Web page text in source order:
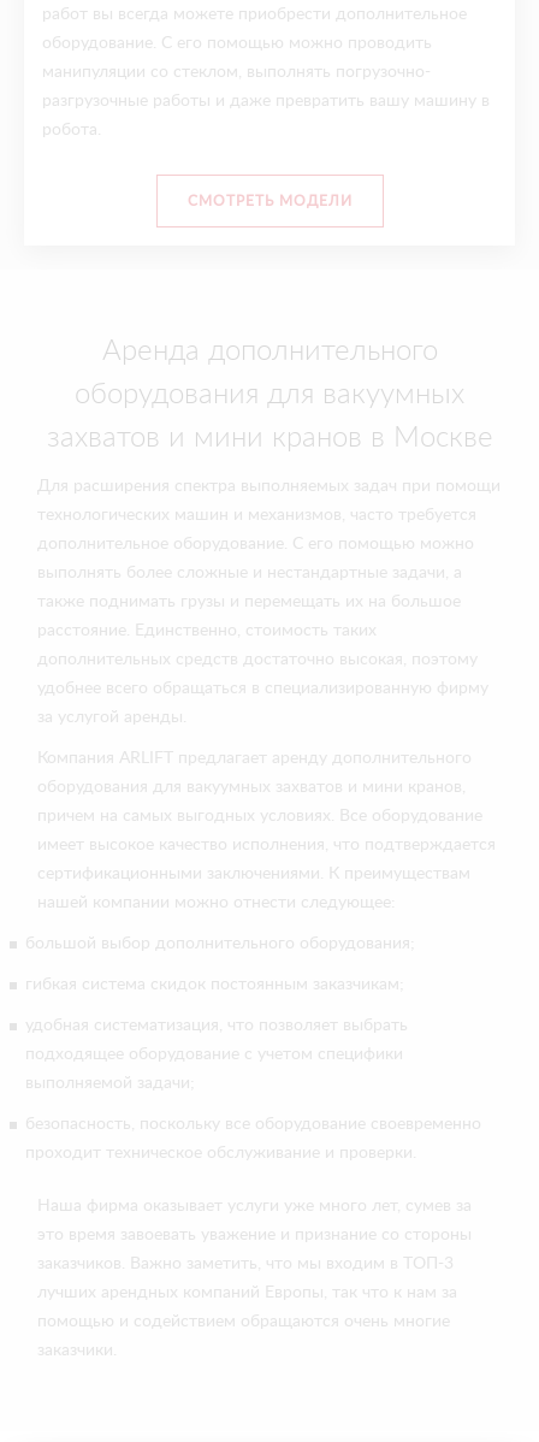
работ вы всегда можете приобрести дополнительное
оборудование. С его помощью можно проводить
манипуляции со стеклом, выполнять погрузочно-
разгрузочные работы и даже превратить вашу машину в
робота.
СМОТРЕТЬ МОДЕЛИ
Аренда дополнительного
оборудования для вакуумных
захватов и мини кранов в Москве
Для расширения спектра выполняемых задач при помощи
технологических машин и механизмов, часто требуется
дополнительное оборудование. С его помощью можно
выполнять более сложные и нестандартные задачи, а
также поднимать грузы и перемещать их на большое
расстояние. Единственно, стоимость таких
дополнительных средств достаточно высокая, поэтому
удобнее всего обращаться в специализированную фирму
за услугой аренды.
Компания ARLIFT предлагает аренду дополнительного
оборудования для вакуумных захватов и мини кранов,
причем на самых выгодных условиях. Все оборудование
имеет высокое качество исполнения, что подтверждается
сертификационными заключениями. К преимуществам
нашей компании можно отнести следующее:
большой выбор дополнительного оборудования;
гибкая система скидок постоянным заказчикам;
удобная систематизация, что позволяет выбрать
подходящее оборудование с учетом специфики
выполняемой задачи;
безопасность, поскольку все оборудование своевременно
проходит техническое обслуживание и проверки.
Наша фирма оказывает услуги уже много лет, сумев за
это время завоевать уважение и признание со стороны
заказчиков. Важно заметить, что мы входим в ТОП-3
лучших арендных компаний Европы, так что к нам за
помощью и содействием обращаются очень многие
заказчики.